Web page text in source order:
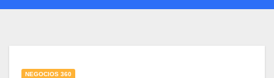
NEGOCIOS 360